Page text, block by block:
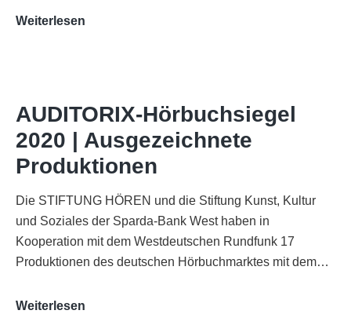
Weiterlesen
Funkhaus
Köln
AUDITORIX-Hörbuchsiegel
2020 | Ausgezeichnete
Produktionen
Die STIFTUNG HÖREN und die Stiftung Kunst, Kultur
und Soziales der Sparda-Bank West haben in
Kooperation mit dem Westdeutschen Rundfunk 17
Produktionen des deutschen Hörbuchmarktes mit dem…
Weiterlesen